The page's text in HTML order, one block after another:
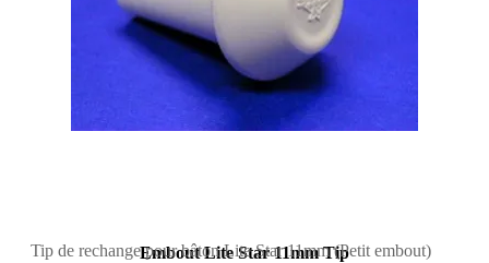
Embout Lite Star 11mm Tip
Tip de rechange pour bâton Lite Star 11mm (Petit embout)